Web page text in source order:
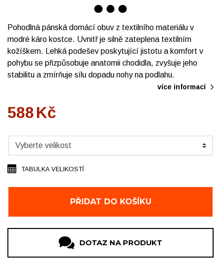
Pohodlná pánská domácí obuv z textilního materiálu v
modré káro kostce. Uvnitř je silně zateplena textilním
kožíškem. Lehká podešev poskytující jistotu a komfort v
pohybu se přizpůsobuje anatomii chodidla, zvyšuje jeho
stabilitu a zmírňuje sílu dopadu nohy na podlahu.
více informací
588Kč
PŘIDAT DO KOŠÍKU
TABULKA VELIKOSTÍ
DOTAZ NA PRODUKT